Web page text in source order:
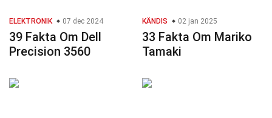
ELEKTRONIK 07 dec 2024
39 Fakta Om Dell
Precision 3560
KÄNDIS 02 jan 2025
33 Fakta Om Mariko
Tamaki